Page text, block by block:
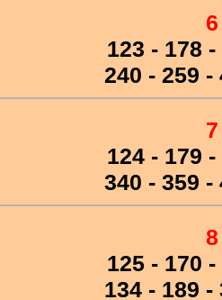
6
123 - 178
240 - 259 -
7
124 - 179
340 - 359 -
8
125 - 170
134 - 189 -